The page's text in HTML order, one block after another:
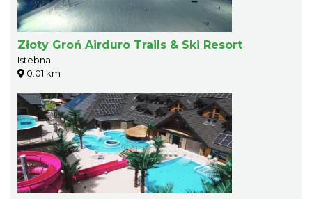
Złoty Groń Airduro Trails & Ski Resort
Istebna
0.01 km